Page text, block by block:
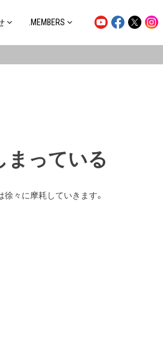
.MEMBERS
まっている
々に摩耗していきます。